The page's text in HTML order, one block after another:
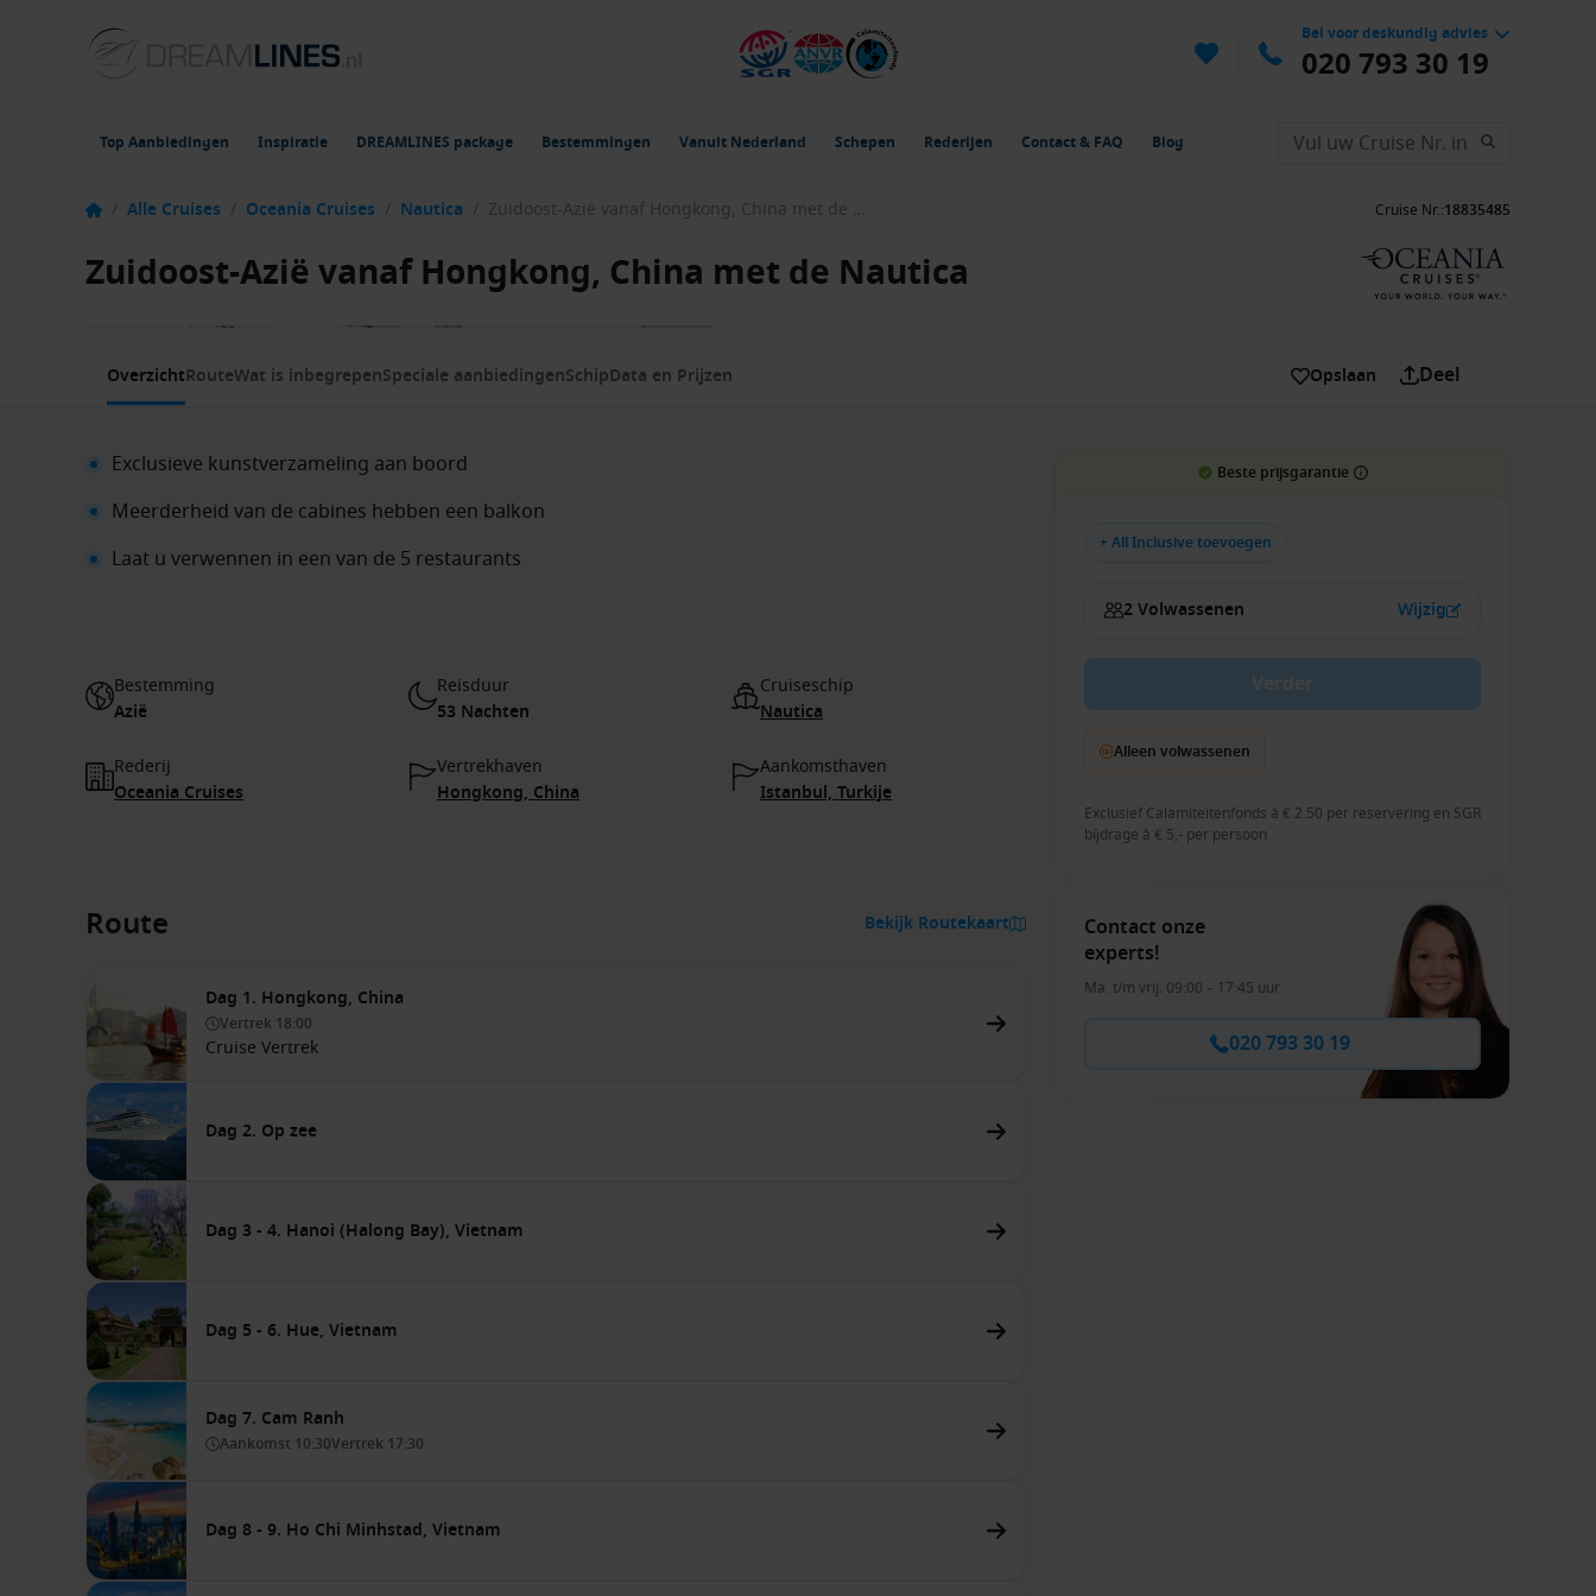
Bel voor deskundig advies
020 793 30 19
Top Aanbiedingen Inspiratie DREAMLINES package Bestemmingen Vanuit Nederland Schepen Rederijen Contact & FAQ Blog
/ Alle Cruises / Oceania Cruises / Nautica / Zuidoost-Azië vanaf Hongkong, China met de Nautica Cruise Nr.:18835485
Zuidoost-Azië vanaf Hongkong, China met de Nautica
1 / 21
OverzichtRouteWat is inbegrepenSpeciale aanbiedingenSchipData en Prijzen Opslaan Deel
Exclusieve kunstverzameling aan boord
Meerderheid van de cabines hebben een balkon
Laat u verwennen in een van de 5 restaurants
Bestemming
Azië
Reisduur
53 Nachten
Cruiseschip
Nautica
Rederij
Oceania Cruises
Vertrekhaven
Hongkong, China
Aankomsthaven
Istanbul, Turkije
Route Bekijk Routekaart
Dag 1. Hongkong, China
Vertrek 18:00
Cruise Vertrek
Dag 2. Op zee
Dag 3 - 4. Hanoi (Halong Bay), Vietnam
Dag 5 - 6. Hue, Vietnam
Dag 7. Cam Ranh
Aankomst 10:30Vertrek 17:30
Dag 8 - 9. Ho Chi Minhstad, Vietnam
Beste prijsgarantie
+ All Inclusive toevoegen
2 Volwassenen Wijzig
Alleen volwassenen
Exclusief Calamiteitenfonds à € 2.50 per reservering en SGR
bijdrage à € 5,- per persoon
Contact onze
experts!
Ma. t/m vrij. 09:00 – 17:45 uur
020 793 30 19